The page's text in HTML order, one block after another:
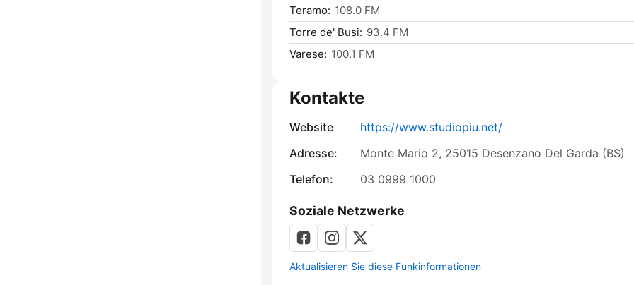
Teramo: 108.0 FM
Torre de' Busi: 93.4 FM
Varese: 100.1 FM
Kontakte
Website
https://www.studiopiu.net/
Adresse:
Monte Mario 2, 25015 Desenzano Del Garda (BS)
Telefon:
03 0999 1000
Soziale Netzwerke
Aktualisieren Sie diese Funkinformationen